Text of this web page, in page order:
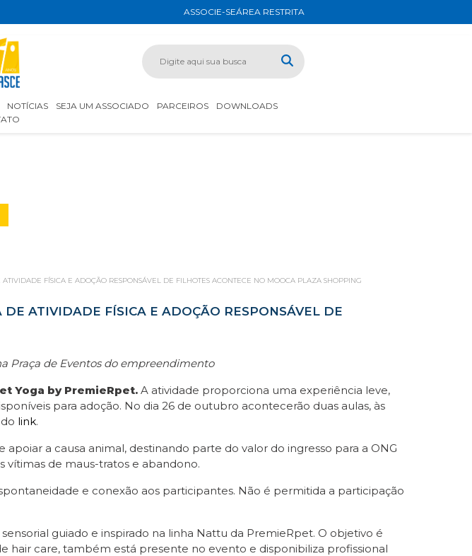
ASSOCIE-SEÁREA RESTRITA
NOTÍCIAS SEJA UM ASSOCIADO PARCEIROS
DOWNLOADS
FÍSICA E ADOÇÃO RESPONSÁVEL DE FILHOTES ACONTECE NO MOOCA PLAZA SHOPPING
ATIVIDADE FÍSICA E ADOÇÃO RESPONSÁVEL DE
Praça de Eventos do empreendimento
Yoga by PremieRpet. A atividade proporciona uma experiência leve,
para adoção. No dia 26 de outubro acontecerão duas aulas, às
link.
e apoiar a causa animal, destinando parte do valor do ingresso para a ONG
vítimas de maus-tratos e abandono.
e conexão aos participantes. Não é permitida a participação
guiado e inspirado na linha Nattu da PremieRpet. O objetivo é
hair care, também está presente no evento e disponibiliza profissional